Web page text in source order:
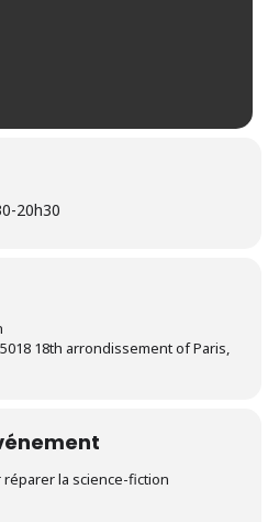
-20h30
18th arrondissement of Paris,
réparer la science-fiction